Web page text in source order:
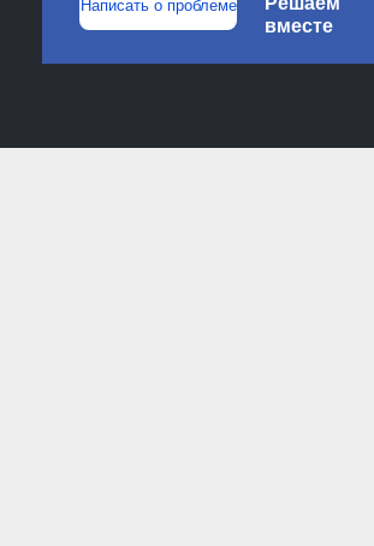
Написать о проблеме
вместе